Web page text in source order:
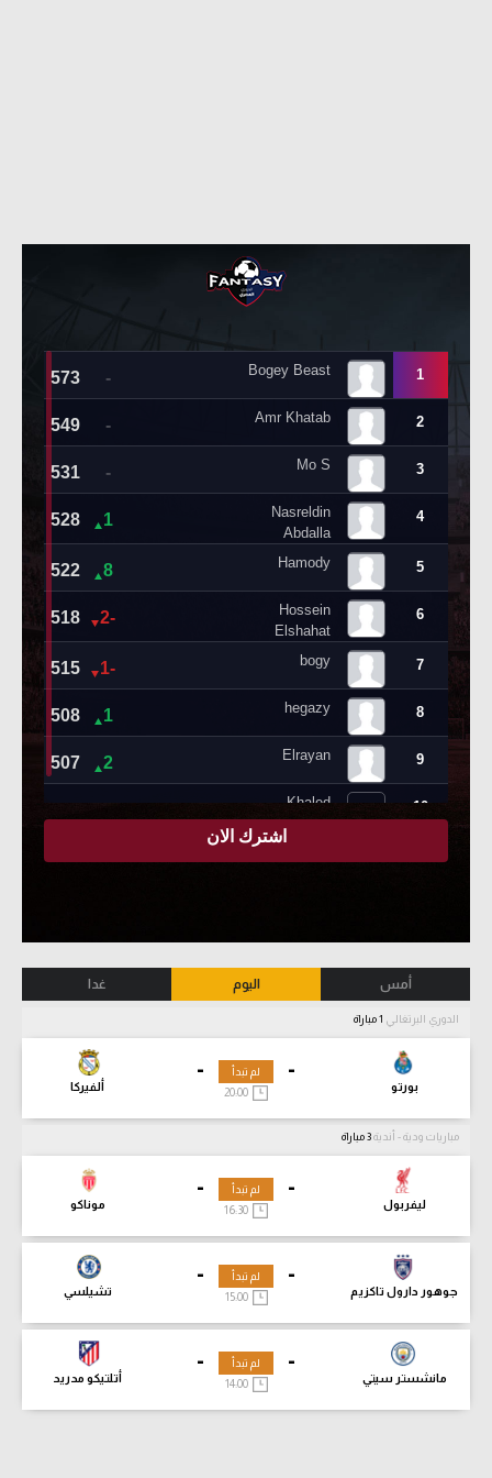
أمس اليوم غدا
الدوري البرتغالي
-
بورتو
-
ألفيركا
لم تبدأ
مباريات ودية - أندية
-
ليفربول
-
موناكو
لم تبدأ
-
جوهور دارول تاكزيم
-
تشيلسي
لم تبدأ
15:00
-
مانشستر سيتي
-
أتلتيكو مدريد
لم تبدأ
14:00